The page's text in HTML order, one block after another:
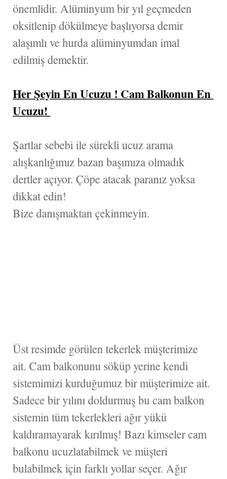
önemlidir. Alüminyum bir yıl geçmeden
oksitlenip dökülmeye başlıyorsa demir
alaşımlı ve hurda alüminyumdan imal
edilmiş demektir.
Her Şeyin En Ucuzu ! Cam Balkonun En
Ucuzu!
Şartlar sebebi ile sürekli ucuz arama
alışkanlığımız bazan başımıza olmadık
dertler açıyor. Çöpe atacak paranız yoksa
dikkat edin!
Bize danışmaktan çekinmeyin.
Üst resimde görülen tekerlek müşterimize
ait. Cam balkonunu söküp yerine kendi
sistemimizi kurduğumuz bir müşterimize ait.
Sadece bir yılını doldurmuş bu cam balkon
sistemin tüm tekerlekleri ağır yükü
kaldıramayarak kırılmış! Bazı kimseler cam
balkonu ucuzlatabilmek ve müşteri
bulabilmek için farklı yollar seçer. Ağır